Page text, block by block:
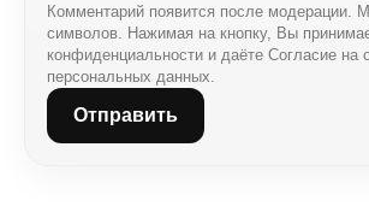
Комментарий появится после модерации.
символов. Нажимая на кнопку, Вы
конфиденциальности и даёте Согласие на
персональных данных.
Отправить